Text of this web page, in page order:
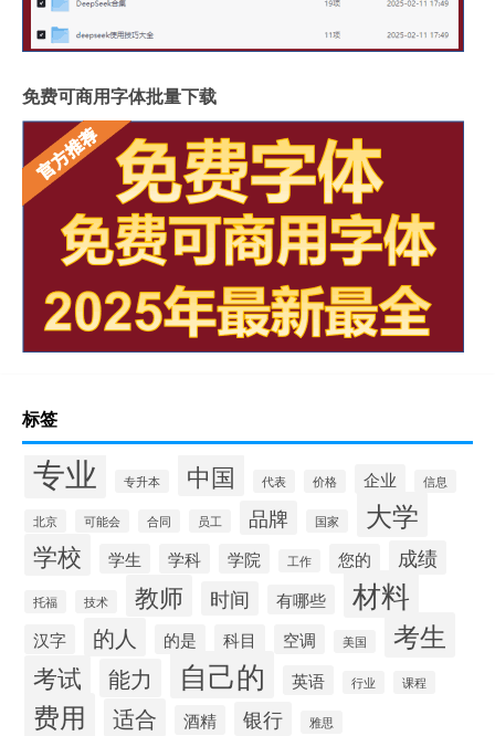
免费可商用字体批量下载
标签
专业 专升本 中国 代表 价格 企业 信息
北京 可能会 合同 员工 品牌 国家 大学
学校 学生 学科 学院 工作 您的 成绩
托福 技术 教师 时间 有哪些 材料
汉字 的人 的是 科目 空调 美国 考生
考试 能力 自己的 英语 行业 课程
费用 适合 酒精 银行 雅思